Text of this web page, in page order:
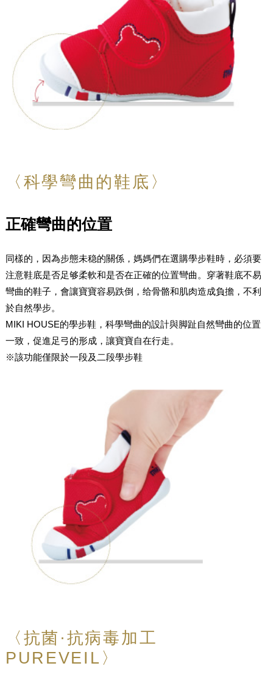
〈科學彎曲的鞋底〉
正確彎曲的位置
同樣的，因為步態未稳的關係，媽媽們在選購學步鞋時，必須要
注意鞋底是否足够柔軟和是否在正確的位置彎曲。穿著鞋底不易
彎曲的鞋子，會讓寶寶容易跌倒，给骨骼和肌肉造成負擔，不利
於自然學步。
MIKI HOUSE的學步鞋，科學彎曲的設計與脚趾自然彎曲的位置
一致，促進足弓的形成，讓寶寶自在行走。
※該功能僅限於一段及二段學步鞋
〈抗菌·抗病毒加工
PUREVEIL〉